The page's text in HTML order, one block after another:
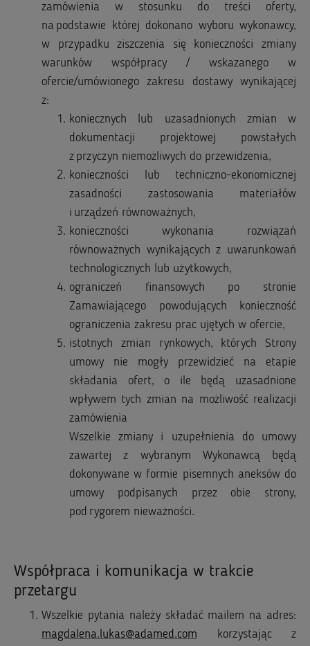
zamówienia w stosunku do treści oferty,
na podstawie której dokonano wyboru wykonawcy,
w przypadku ziszczenia się konieczności zmiany
warunków współpracy / wskazanego w
ofercie/umówionego zakresu dostawy wynikającej
z:
koniecznych lub uzasadnionych zmian w
dokumentacji projektowej powstałych
z przyczyn niemożliwych do przewidzenia,
konieczności lub techniczno-ekonomicznej
zasadności zastosowania materiałów
i urządzeń równoważnych,
konieczności wykonania rozwiązań
równoważnych wynikających z uwarunkowań
technologicznych lub użytkowych,
ograniczeń finansowych po stronie
Zamawiającego powodujących konieczność
ograniczenia zakresu prac ujętych w ofercie,
istotnych zmian rynkowych, których Strony
umowy nie mogły przewidzieć na etapie
składania ofert, o ile będą uzasadnione
wpływem tych zmian na możliwość realizacji
zamówienia
Wszelkie zmiany i uzupełnienia do umowy
zawartej z wybranym Wykonawcą będą
dokonywane w formie pisemnych aneksów do
umowy podpisanych przez obie strony,
pod rygorem nieważności.
Współpraca i komunikacja w trakcie
przetargu
Wszelkie pytania należy składać mailem na adres:
magdalena.lukas@adamed.com korzystając z